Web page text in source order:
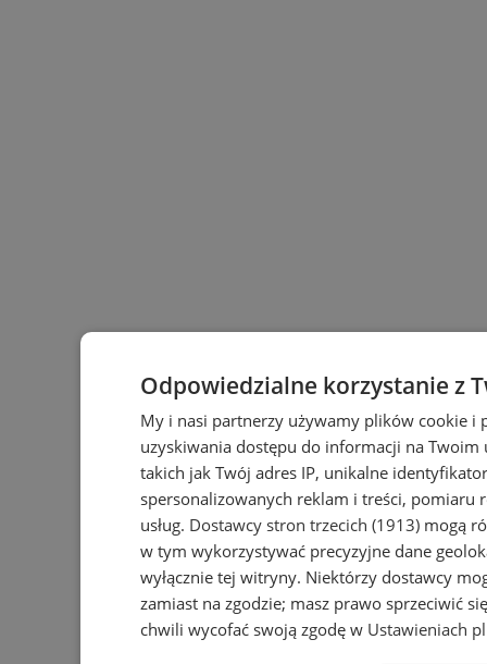
Odpowiedzialne korzystanie z
My i nasi partnerzy używamy plików cookie
uzyskiwania dostępu do informacji na
takich jak Twój adres IP, unikalne
spersonalizowanych reklam i treści, pomiaru
usług. Dostawcy stron trzecich (1913) mogą
w tym wykorzystywać precyzyjne dane
wyłącznie tej witryny. Niektórzy dostawcy
zamiast na zgodzie; masz prawo sprzeciwić
chwili wycofać swoją zgodę w Ustawieniach